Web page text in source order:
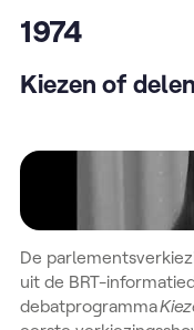
1974
Kiezen of delen
Video
De
uit de BRT-
debatprogramma